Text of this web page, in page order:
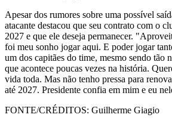
Apesar dos rumores sobre uma possível
atacante destacou que seu contrato com o
2027 e que ele deseja permanecer.
foi meu sonho jogar aqui. E poder jogar
um dos capitães do time, mesmo sendo tão
que acontece poucas vezes na história.
vida toda. Mas não tenho pressa para
até 2027. Presidente confia em mim e eu
FONTE/CRÉDITOS: Guilherme Giagio